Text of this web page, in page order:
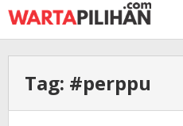
Skip
to
content
Tag: #perppu